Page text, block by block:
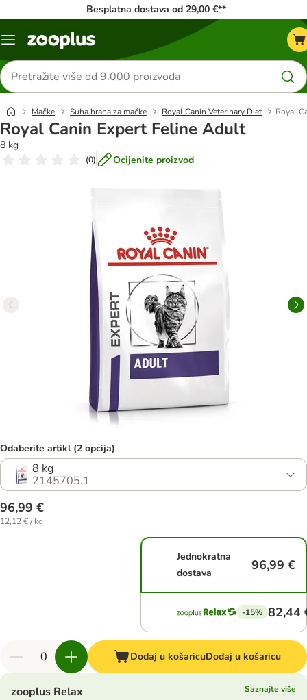
Besplatna dostava od 29,00 €**
Izbornik
Traži
proizvode
Mačke Suha hrana za mačke Royal Canin Veterinary Diet Royal
Royal Canin Expert Feline Adult
8 kg
(0) Ocijenite proizvod
Odaberite artikl (2 opcija)
8 kg
2145705.1
96,99 €
12,12 € / kg
Jednokratna
dostava
96,99 €
-15% 82,44
Dodaj u košaricuDodaj u košaricu
zooplus Relax
Saznajte više